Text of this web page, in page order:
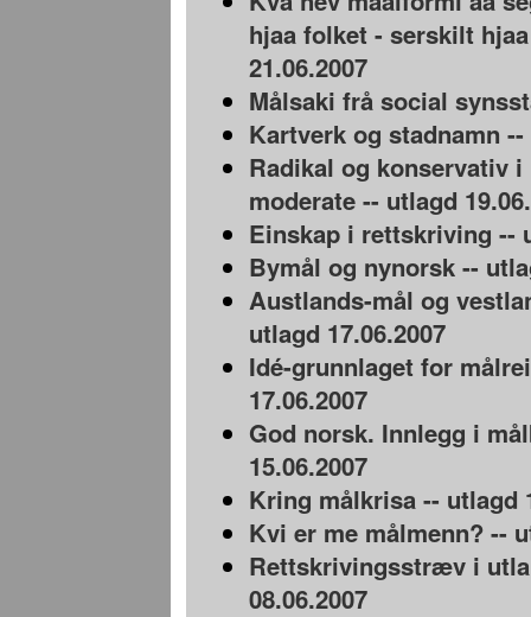
hjaa folket - serskilt
21.06.2007
Målsaki frå social
Kartverk og stadnamn --
Radikal og konservativ
moderate -- utlagd
Einskap i rettskriving --
Bymål og nynorsk --
Austlands-mål og
utlagd 17.06.2007
Idé-grunnlaget for
17.06.2007
God norsk. Innlegg i
15.06.2007
Kring målkrisa -- utlagd
Kvi er me målmenn? --
Rettskrivingsstræv i
08.06.2007